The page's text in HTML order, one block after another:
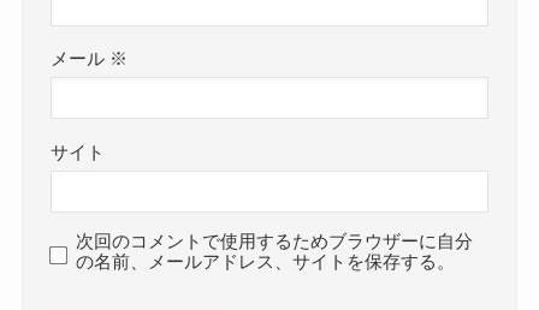
メール ※
サイト
次回のコメントで使用するためブラウザーに自分
の名前、メールアドレス、サイトを保存する。